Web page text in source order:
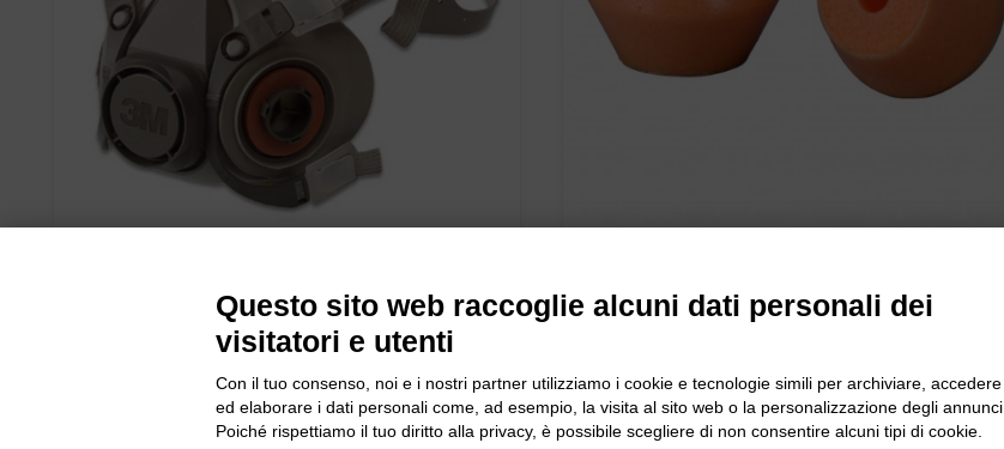
Questo sito web raccoglie alcuni dati personali dei
visitatori e utenti
Con il tuo consenso, noi e i nostri partner utilizziamo i cookie e tecnologie simili per archiviare, accedere
ed elaborare i dati personali come, ad esempio, la visita al sito web o la personalizzazione degli annunci.
Poiché rispettiamo il tuo diritto alla privacy, è possibile scegliere di non consentire alcuni tipi di cookie.